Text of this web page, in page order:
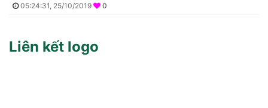
05:24:31, 25/10/2019 0
Liên kết logo